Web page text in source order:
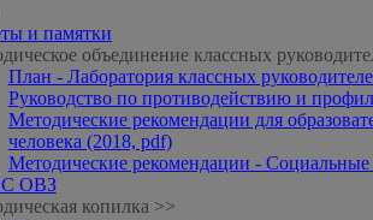
и памятки
объединение классных
План - Лаборатория классных
Руководство по противодействию и
Методические рекомендации для
человека (2018, pdf)
Методические рекомендации -
ОВЗ
копилка >>